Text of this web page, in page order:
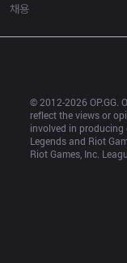
채용
© 2012-2026 OP.GG.
reflect the views or
involved in producing
Legends and Riot
Riot Games, Inc.